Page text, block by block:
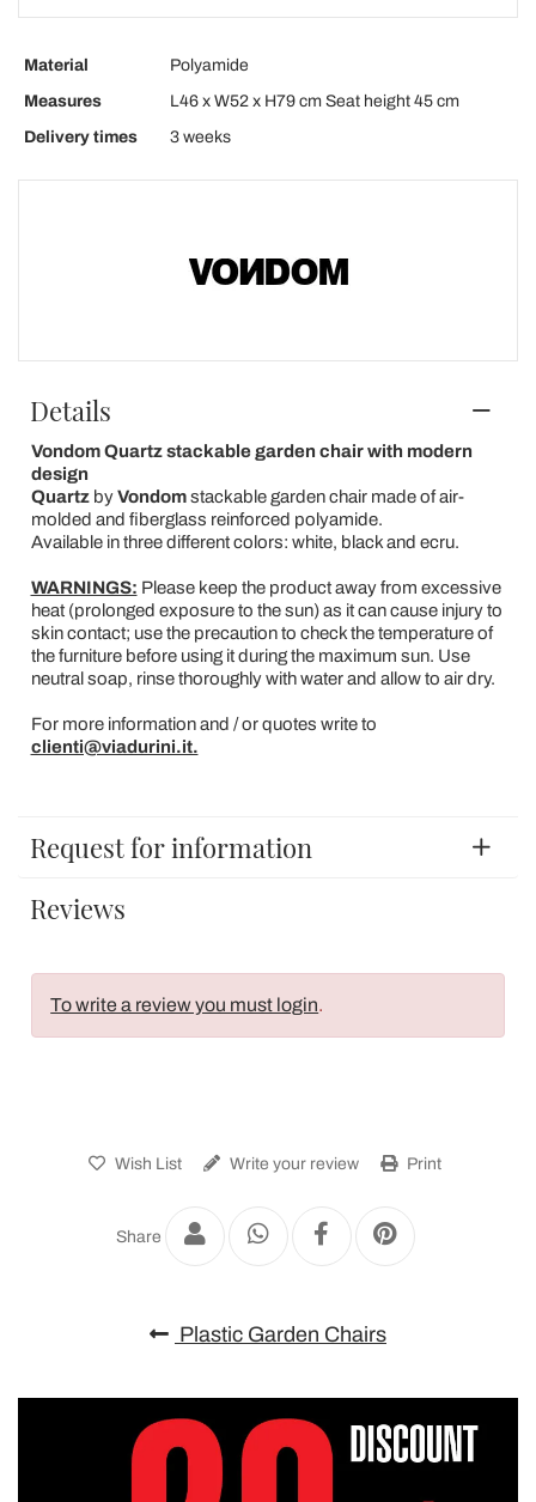
Material
Polyamide
Measures
L46 x W52 x H79 cm Seat height 45 cm
Delivery times
3 weeks
Details
Vondom Quartz stackable garden chair with modern
design
QuartzbyVondomstackable garden chair made of air-
molded and fiberglass reinforced polyamide.
Available in three different colors: white, black and ecru.
WARNINGS: Please keep the product away from excessive
heat (prolonged exposure to the sun) as it can cause injury to
skin contact; use the precaution to check the temperature of
the furniture before using it during the maximum sun. Use
neutral soap, rinse thoroughly with water and allow to air dry.
For more information and / or quotes write to
clienti@viadurini.it.
Request for information
Reviews
To write a review you must login.
Wish List Write your review Print
Share
Plastic Garden Chairs